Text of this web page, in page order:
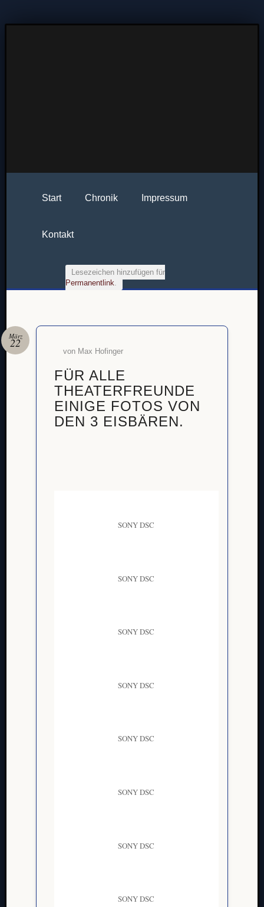
Start Chronik Impressum
Kontakt
Lesezeichen hinzufügen für
Permanentlink.
März
22
von Max Hofinger
FÜR ALLE
THEATERFREUNDE
EINIGE FOTOS VON
DEN 3 EISBÄREN.
SONY DSC
SONY DSC
SONY DSC
SONY DSC
SONY DSC
SONY DSC
SONY DSC
SONY DSC